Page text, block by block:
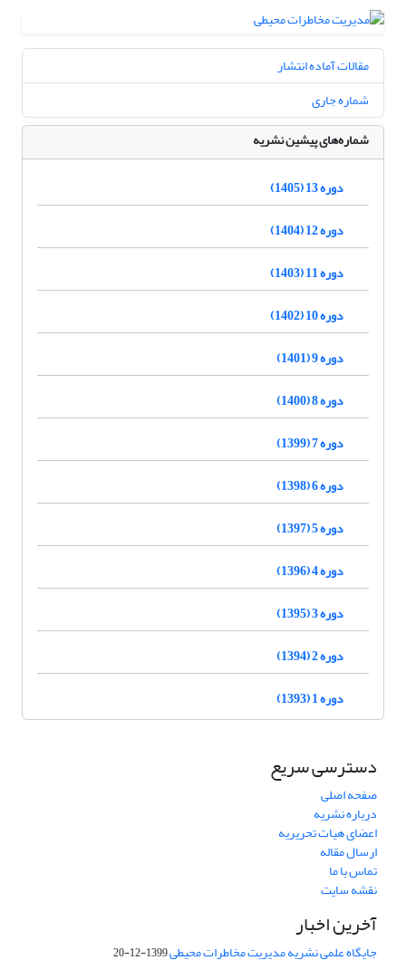
مقالات آماده انتشار
شماره جاری
شماره‌های پیشین نشریه
دوره 13 (1405)
دوره 12 (1404)
دوره 11 (1403)
دوره 10 (1402)
دوره 9 (1401)
دوره 8 (1400)
دوره 7 (1399)
دوره 6 (1398)
دوره 5 (1397)
دوره 4 (1396)
دوره 3 (1395)
دوره 2 (1394)
دوره 1 (1393)
دسترسی سریع
صفحه اصلی
درباره نشریه
اعضای هیات تحریریه
ارسال مقاله
تماس با ما
نقشه سایت
آخرین اخبار
جایگاه علمی نشریه مدیریت مخاطرات محیطی1399-12-20